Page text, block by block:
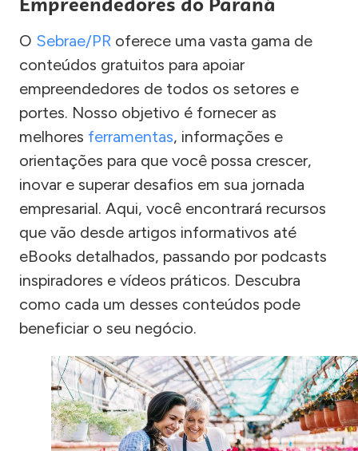
O Sebrae/PR oferece uma vasta gama de
conteúdos gratuitos para apoiar
empreendedores de todos os setores e
portes. Nosso objetivo é fornecer as
melhores ferramentas, informações e
orientações para que você possa crescer,
inovar e superar desafios em sua jornada
empresarial. Aqui, você encontrará recursos
que vão desde artigos informativos até
eBooks detalhados, passando por podcasts
inspiradores e vídeos práticos. Descubra
como cada um desses conteúdos pode
beneficiar o seu negócio.